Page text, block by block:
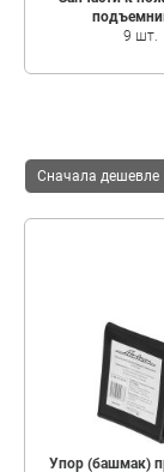
9 шт.
Сначала дешевле
Сначала дешевле
Упор (башмак)